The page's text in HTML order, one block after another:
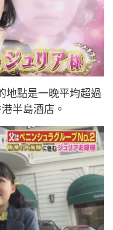
地點是一晚平均超過
半島酒店。